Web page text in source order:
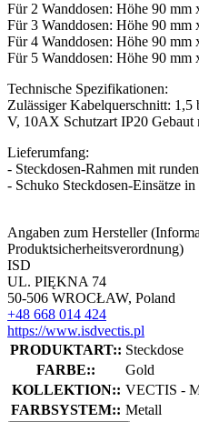
Für 2 Wanddosen: Höhe 90 mm
Für 3 Wanddosen: Höhe 90 mm
Für 4 Wanddosen: Höhe 90 mm
Für 5 Wanddosen: Höhe 90 mm
Technische Spezifikationen:
Zulässiger Kabelquerschnitt:
V, 10AX Schutzart IP20 Gebaut
Lieferumfang:
- Steckdosen-Rahmen mit
- Schuko Steckdosen-Einsätze in
Angaben zum Hersteller
Produktsicherheitsverordnung)
ISD
UL. PIĘKNA 74
50-506 WROCŁAW, Poland
+48 668 014 424
https://www.isdvectis.pl
PRODUKTART:: Steckdose
FARBE::
Gold
KOLLEKTION:: VECTIS -
FARBSYSTEM:: Metall